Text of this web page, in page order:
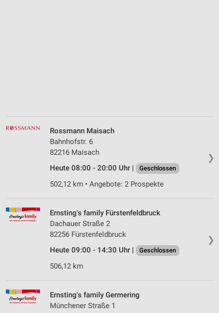
❯
Rossmann Maisach
Bahnhofstr. 6
82216 Maisach
Heute 08:00 - 20:00 Uhr |
Geschlossen
502,12 km • Angebote: 2 Prospekte
❯
Ernsting's family Fürstenfeldbruck
Dachauer Straße 2
82256 Fürstenfeldbruck
Heute 09:00 - 14:30 Uhr |
Geschlossen
506,12 km
Ernsting's family Germering
Münchener Straße 1